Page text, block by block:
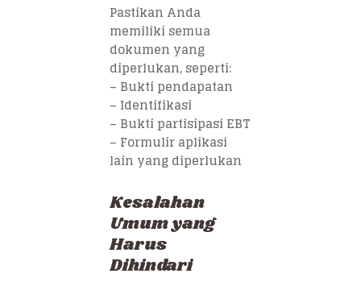
Pastikan Anda
memiliki semua
dokumen yang
diperlukan, seperti:
– Bukti pendapatan
– Identifikasi
– Bukti partisipasi EBT
– Formulir aplikasi
lain yang diperlukan
Kesalahan
Umum yang
Harus
Dihindari